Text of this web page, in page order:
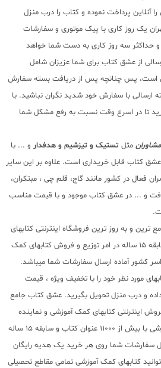
آنلاین پرداخت نموده و کتاب را درب منزل
یک روز کاری با پیک موتوری و سفارشات
حداکثر سه روز کاری به دست شما خواهد
از عشق کتاب برای شما عزیزان شامل
است، پس چنانچه پس از دریافت بسته سفارش
با سفارش خود شدید نگران نباشید. با
تا در اسرع وقت نسبت به رفع مشکل شما
مثل تستیک و تیزشیم و هدفدار و ... با
کتاب قابل خریداری است. علاوه بر این سایر
فعال در کشور مانند گاج، قلم چی ، مبتکران،
و ... در عشق کتاب موجود و با قیمت مناسب
ترین و به روز ترین فروشگاه اینترنتی کتابهای
کمک درسی از پایه تا کنکور با سابقه 15 ساله در امر توزیع و فروش کتابهای کمک
کشور آماده ارسال سفارشات شما میباشد.
مورد نظر خود را با تخفیف ویژه ، قیمت
و درب منزل تحویل بگیرید. عشق کتاب جامع
اینترنتی کتابهای کمک آموزشی و نماینده
مستقیم ناشران معتبر کمک آموزشی با بیش از 11000 عنوان کتاب و سابقه 15 ساله
سفارشات شما روی هر خرید یک هدیه رایگان
کتابهای کمک آموزشی تمامی مقاطع تحصیلی